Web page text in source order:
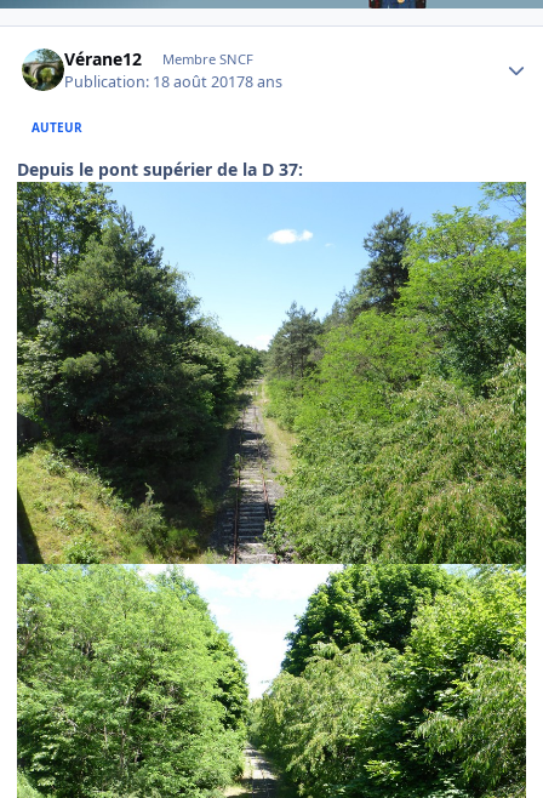
Vérane12 Membre SNCF
Publication: 18 août 20178 ans
AUTEUR
Depuis le pont supérier de la D 37: